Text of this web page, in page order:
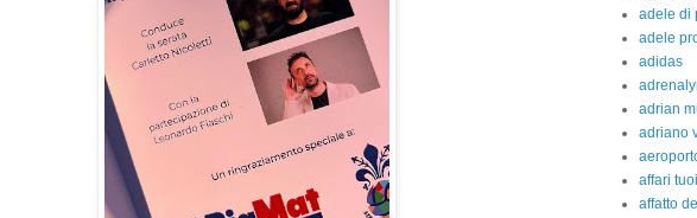
adele di
adele
adidas
adrian
adriano
affari tuoi
affatto